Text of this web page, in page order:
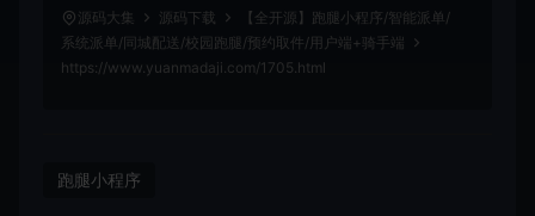
源码大集 源码下载
【全开源】跑腿小程序/智能派单/
系统派单/同城配送/校园跑腿/预约取件/用户端+骑手端
https://www.yuanmadaji.com/1705.html
跑腿小程序